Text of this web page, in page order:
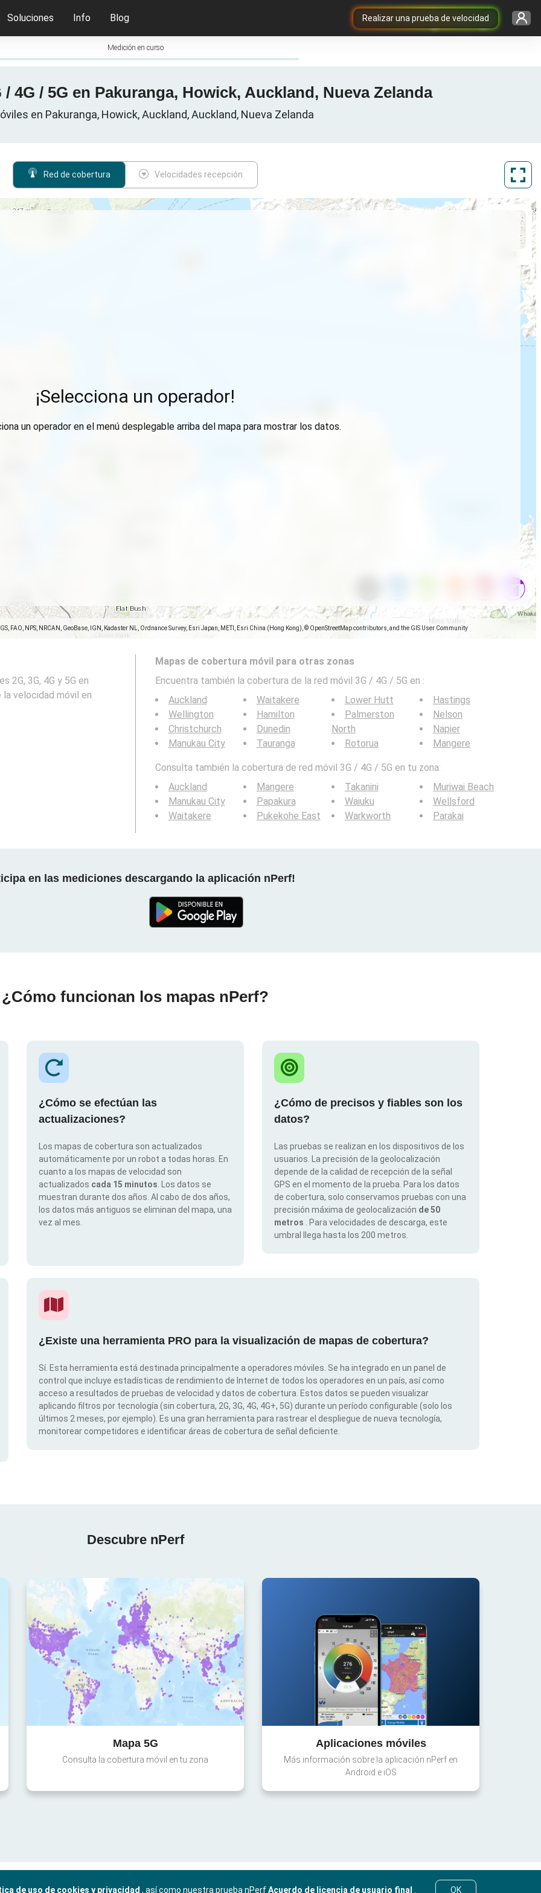
Realizar una prueba de velocidad
Soluciones Info Blog
Medición en curso
4G / 5G en Pakuranga, Howick, Auckland, Nueva Zelanda
en Pakuranga, Howick, Auckland, Auckland, Nueva Zelanda
Red de cobertura Velocidades recepción
FAO, NPS, NRCAN, GeoBase, IGN, Kadaster NL, Ordnance Survey, Esri Japan, METI, Esri China (Hong Kong), © OpenStreetMap contributors, and the GIS User Community
¡Selecciona un operador!
un operador en el menú desplegable arriba del mapa para mostrar los datos.
2G, 3G, 4G y 5G en
la velocidad móvil en
Mapas de cobertura móvil para otras zonas
Encuentra también la cobertura de la red móvil 3G / 4G / 5G en :
Auckland
Wellington
Christchurch
Manukau City
Waitakere
Hamilton
Dunedin
Tauranga
Lower Hutt
Palmerston
North
Rotorua
Hastings
Nelson
Napier
Mangere
Consulta también la cobertura de red móvil 3G / 4G / 5G en tu zona:
Auckland
Manukau City
Waitakere
Mangere
Papakura
Pukekohe East
Takanini
Waiuku
Warkworth
Muriwai Beach
Wellsford
Parakai
en las mediciones descargando la aplicación nPerf!
¿Cómo funcionan los mapas nPerf?
¿Cómo se efectúan las
actualizaciones?
Los mapas de cobertura son actualizados
automáticamente por un robot a todas horas. En
cuanto a los mapas de velocidad son
actualizados cada 15 minutos . Los datos se
muestran durante dos años. Al cabo de dos años,
los datos más antiguos se eliminan del mapa, una
vez al mes.
¿Cómo de precisos y fiables son los
datos?
Las pruebas se realizan en los dispositivos de los
usuarios. La precisión de la geolocalización
depende de la calidad de recepción de la señal
GPS en el momento de la prueba. Para los datos
de cobertura, solo conservamos pruebas con una
precisión máxima de geolocalización de 50
metros
. Para velocidades de descarga, este
umbral llega hasta los 200 metros.
¿Existe una herramienta PRO para la visualización de mapas de cobertura?
Sí. Esta herramienta está destinada principalmente a operadores móviles. Se ha integrado en un panel de
control que incluye estadísticas de rendimiento de Internet de todos los operadores en un país, así como
acceso a resultados de pruebas de velocidad y datos de cobertura. Estos datos se pueden visualizar
aplicando filtros por tecnología (sin cobertura, 2G, 3G, 4G, 4G+, 5G) durante un período configurable (solo los
últimos 2 meses, por ejemplo). Es una gran herramienta para rastrear el despliegue de nueva tecnología,
monitorear competidores e identificar áreas de cobertura de señal deficiente.
Descubre nPerf
Mapa 5G
Consulta la cobertura móvil en tu zona
Aplicaciones móviles
Más información sobre la aplicación nPerf en
Android e iOS
de uso de cookies y privacidad , así como nuestra prueba nPerfAcuerdo de licencia de usuario final OK